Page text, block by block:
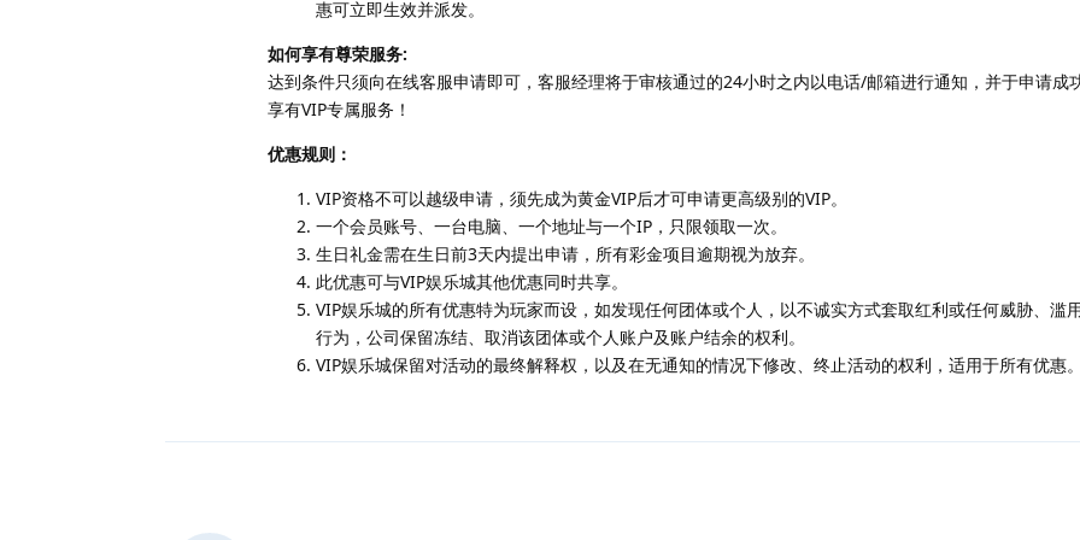
惠可立即生效并派发。
如何享有尊荣服务:
达到条件只须向在线客服申请即可，客服经理将于审核通过的24小时之内以电话/邮箱进行通知，并于申请成
享有VIP专属服务！
优惠规则：
VIP资格不可以越级申请，须先成为黄金VIP后才可申请更高级别的VIP。
一个会员账号、一台电脑、一个地址与一个IP，只限领取一次。
生日礼金需在生日前3天内提出申请，所有彩金项目逾期视为放弃。
此优惠可与VIP娱乐城其他优惠同时共享。
VIP娱乐城的所有优惠特为玩家而设，如发现任何团体或个人，以不诚实方式套取红利或任何威胁、滥
行为，公司保留冻结、取消该团体或个人账户及账户结余的权利。
VIP娱乐城保留对活动的最终解释权，以及在无通知的情况下修改、终止活动的权利，适用于所有优惠。